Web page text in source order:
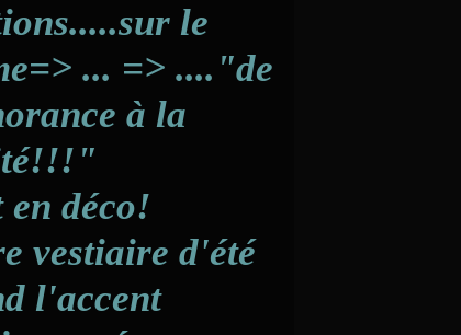
le
... => ...."de
à la
en déco!
vestiaire d'été
l'accent